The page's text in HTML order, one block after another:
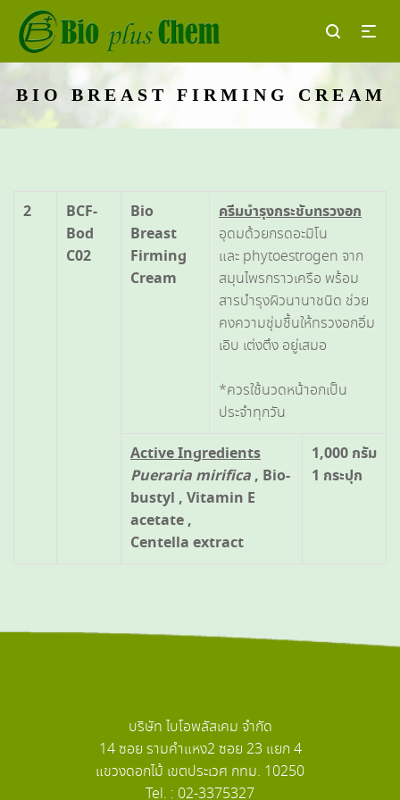
BIO BREAST FIRMING CREAM
2
BCF-
Bod
C02
Bio
Breast
Firming
Cream
ครีมบำรุงกระชับทรวงอก
อุดมด้วยกรดอะมิโน
และ phytoestrogen จาก
สมุนไพรกราวเครือ พร้อม
สารบำรุงผิวนานาชนิด ช่วย
คงความชุ่มชื้นให้ทรวงอกอิ่ม
เอิบ เต่งตึง อยู่เสมอ
*ควรใช้นวดหน้าอกเป็น
ประจำทุกวัน
Active Ingredients
Pueraria mirifica, Bio-
bustyl , Vitamin E
acetate ,
Centella extract
1,000 กรัม
1 กระปุก
บริษัท ไบโอพลัสเคม จำกัด
14 ซอย รามคำแหง2 ซอย 23 แยก 4
แขวงดอกไม้ เขตประเวศ กทม. 10250
Tel. : 02-3375327